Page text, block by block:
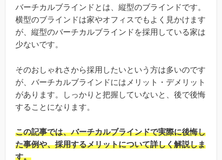
バーチカルブラインドとは、縦型のブラインドです。
横型のブラインドは家やオフィスでもよく見かけます
が、縦型のバーチカルブラインドを採用している家は
少ないです。
そのおしゃれさから採用したいという方は多いのです
が、バーチカルブラインドにはメリット・デメリット
があります。しっかりと把握していないと、後で後悔
することになります。
この記事では、バーチカルブラインドで実際に後悔し
た事例や、採用するメリットについて詳しく解説しま
す。